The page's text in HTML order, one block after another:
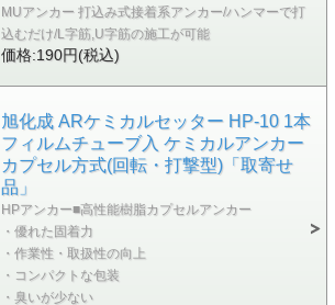
MUアンカー 打込み式接着系アンカー/ハンマーで打
込むだけ/L字筋,U字筋の施工が可能
価格:190円(税込)
旭化成 ARケミカルセッター HP-10 1本
フィルムチューブ入 ケミカルアンカー
カプセル方式(回転・打撃型)「取寄せ
品」
HPアンカー■高性能樹脂カプセルアンカー
・優れた固着力
・作業性・取扱性の向上
・コンパクトな包装
・臭いが少ない